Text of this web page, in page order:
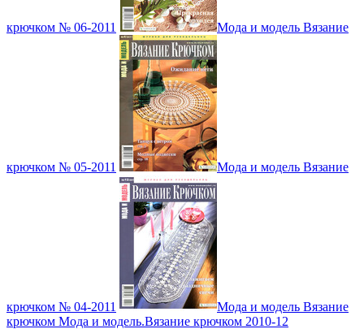
крючком № 06-2011 Мода и модель Вязание
крючком № 05-2011 Мода и модель Вязание
крючком № 04-2011
Мода и модель Вязание
крючком Мода и модель.Вязание крючком 2010-12